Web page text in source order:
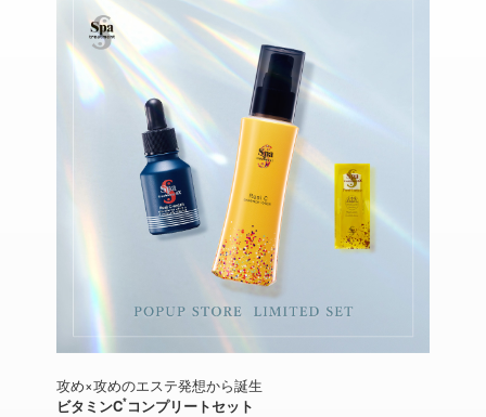
攻め×攻めのエステ発想から誕生
ビタミンC*コンプリートセット